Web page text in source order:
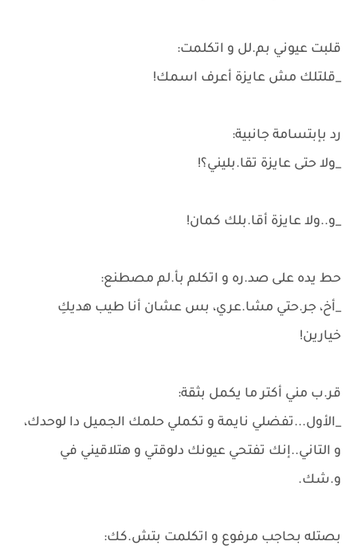
قلبت عيوني بم.لل و اتكلمت:
_قلتلك مش عايزة أعرف اسمك!
رد بإبتسامة جانبية:
_ولا حتى عايزة تقا.بليني؟!
_و..ولا عايزة أقا.بلك كمان!
حط يده على صد.ره و اتكلم بأ.لم مصطنع:
_أخ، جر.حتي مشا.عري، بس عشان أنا طيب هديكِ
خيارين!
قر.ب مني أكتر ما يكمل بثقة:
_الأول...تفضلي نايمة و تكملي حلمك الجميل دا لوحدك،
و التاني..إنك تفتحي عيونك دلوقتي و هتلاقيني في
و.شك.
بصتله بحاجب مرفوع و اتكلمت بتش.كك: